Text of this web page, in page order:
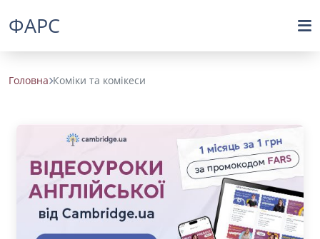
ФАРС
Головна Коміки та комікеси